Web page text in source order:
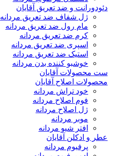
دئودورانت و ضد تعریق آقایان
ژل شفاف ضد تعریق مردانه
مام رول ضد تعریق مردانه
کرم ضد تعریق مردانه
اسپری ضد تعریق مردانه
استیک ضد تعریق مردانه
خوشبو کننده بدن مردانه
ست محصولات آقایان
محصولات اصلاح آقایان
خود تراش مردانه
فوم اصلاح مردانه
ژل اصلاح مردانه
موبر مردانه
افتر شیو مردانه
عطر و ادکلن آقایان
پرفیوم مردانه